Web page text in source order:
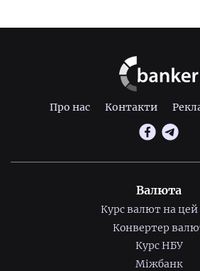
Про нас Контакти
Валюта
Курс валют на цей
Конвертер
Курс НБУ
Міжбанк